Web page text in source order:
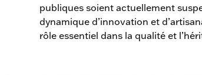
publiques soient actuellement
dynamique d’innovation et
rôle essentiel dans la qualité et